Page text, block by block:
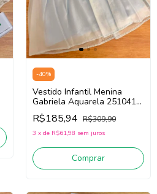
-40%
Vestido Infantil Menina
Gabriela Aquarela 251041
(Azul Claro)
R$185,94 R$309,90
3 x de R$61,98 sem juros
Comprar